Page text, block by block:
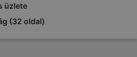
üzlete
(32 oldal)